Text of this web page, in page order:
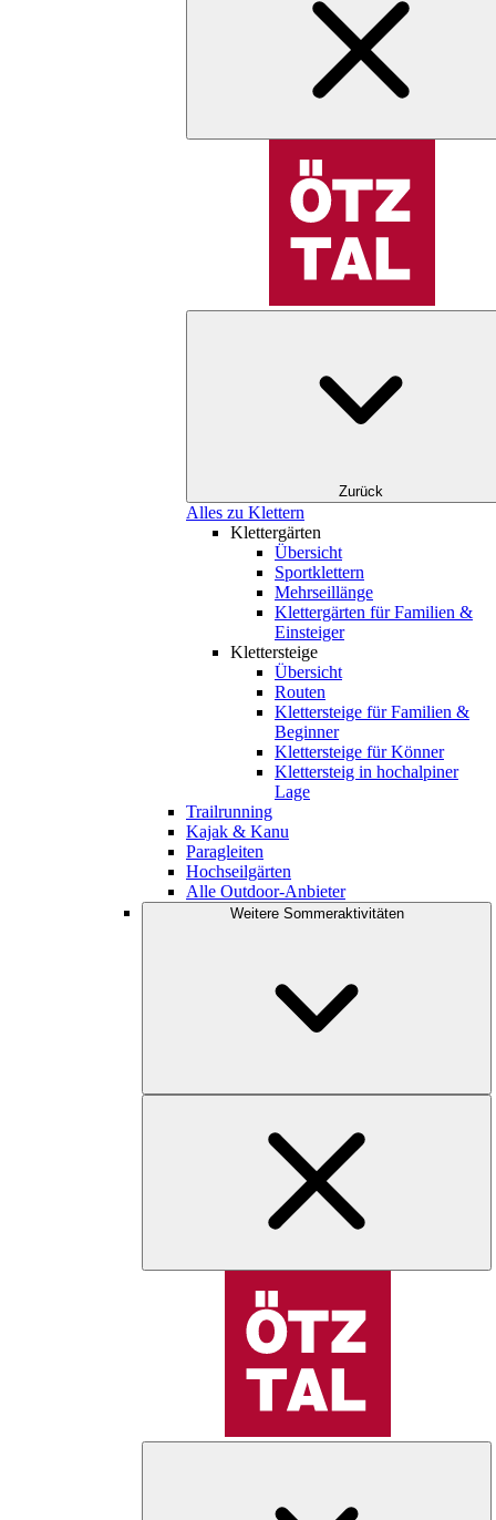
Zurück
Alles zu Klettern
Klettergärten
Übersicht
Sportklettern
Mehrseillänge
Klettergärten für Familien &
Einsteiger
Klettersteige
Übersicht
Routen
Klettersteige für Familien &
Beginner
Klettersteige für Könner
Klettersteig in hochalpiner
Lage
Trailrunning
Kajak & Kanu
Paragleiten
Hochseilgärten
Alle Outdoor-Anbieter
Weitere Sommeraktivitäten